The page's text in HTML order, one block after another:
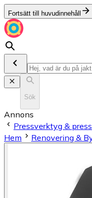
Fortsätt till huvudinnehåll
Sök
Annons
Pressverktyg &
Hem
Renovering &